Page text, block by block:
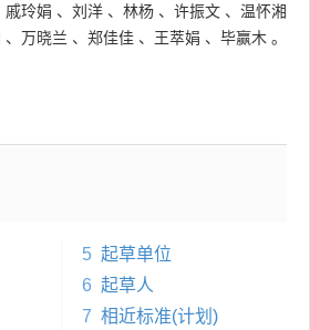
戚玲娟 、 刘洋 、 林杨 、 许振文 、 温怀湘
、 万晓兰 、 郑佳佳 、 王萃娟 、 毕赢木 。
5 起草单位
6 起草人
7 相近标准(计划)